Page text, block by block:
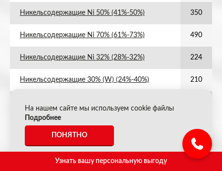
Никельсодержащие Ni 50% (41%-50%) 350
Никельсодержащие Ni 70% (61%-73%) 490
Никельсодержащие Ni 32% (28%-32%) 224
Никельсодержащие 30% (W) (24%-40%) 210
Никель катодный
Никельсодержащие 44/4 (W) (40%-45%) 308
На нашем сайте мы используем cookie файлы
Подробнее
ПОНЯТНО
Узнать вашу персональную выгоду